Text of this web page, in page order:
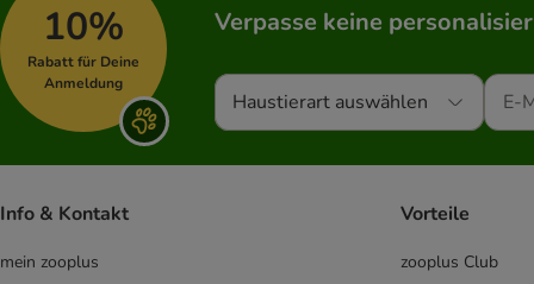
Dog’s Love
Dokas
Dolina Noteci
Ferplast
FRESCO - Martin Rütter Trainingssnacks
George & Bobs
Greenies
10%
Rabatt für Deine
Anmeldung
Verpasse keine
Haustierart auswählen
Info & Kontakt
mein zooplus
Vorteile
zooplus Club